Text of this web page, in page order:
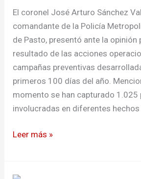
El coronel José Arturo Sánchez
comandante de la Policía
de Pasto, presentó ante la opinión
resultado de las acciones
campañas preventivas
primeros 100 días del año.
momento se han capturado 1.025
involucradas en diferentes
para
Semana
Santa
Leer más »